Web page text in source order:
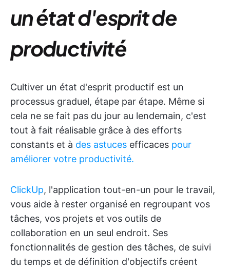
un état d'esprit de
productivité
Cultiver un état d'esprit productif est un
processus graduel, étape par étape. Même si
cela ne se fait pas du jour au lendemain, c'est
tout à fait réalisable grâce à des efforts
constants et à des astuces efficaces pour
améliorer votre productivité.
ClickUp, l'application tout-en-un pour le travail,
vous aide à rester organisé en regroupant vos
tâches, vos projets et vos outils de
collaboration en un seul endroit. Ses
fonctionnalités de gestion des tâches, de suivi
du temps et de définition d'objectifs créent